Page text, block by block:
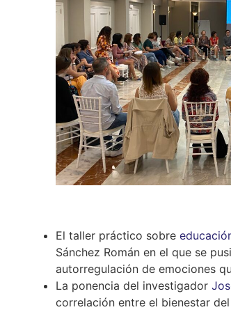
El taller práctico sobre
Sánchez Román en el que se
autorregulación de emociones
La ponencia del investigador
correlación entre el bienestar